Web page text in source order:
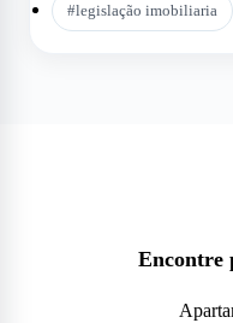
#legislação imobiliaria
Encontre